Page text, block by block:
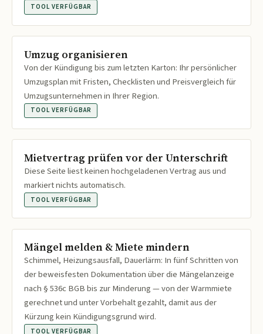
TOOL VERFÜGBAR
Umzug organisieren
Von der Kündigung bis zum letzten Karton: Ihr persönlicher
Umzugsplan mit Fristen, Checklisten und Preisvergleich für
Umzugsunternehmen in Ihrer Region.
TOOL VERFÜGBAR
Mietvertrag prüfen vor der Unterschrift
Diese Seite liest keinen hochgeladenen Vertrag aus und
markiert nichts automatisch.
TOOL VERFÜGBAR
Mängel melden & Miete mindern
Schimmel, Heizungsausfall, Dauerlärm: In fünf Schritten von
der beweisfesten Dokumentation über die Mängelanzeige
nach § 536c BGB bis zur Minderung — von der Warmmiete
gerechnet und unter Vorbehalt gezahlt, damit aus der
Kürzung kein Kündigungsgrund wird.
TOOL VERFÜGBAR